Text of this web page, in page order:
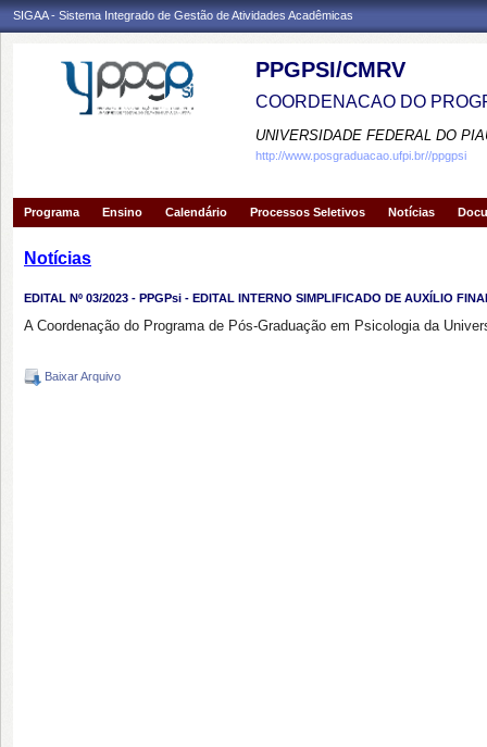
SIGAA - Sistema Integrado de Gestão de Atividades Acadêmicas
PPGPSI/CMRV
COORDENACAO DO
UNIVERSIDADE FEDERAL DO
http://www.posgraduacao.ufpi.br//ppgpsi
Programa Ensino Calendário Processos Seletivos Notícias
Notícias
EDITAL Nº 03/2023 - PPGPsi - EDITAL INTERNO SIMPLIFICADO DE AUXÍLIO
A Coordenação do Programa de Pós-Graduação em Psicologia da
Baixar Arquivo